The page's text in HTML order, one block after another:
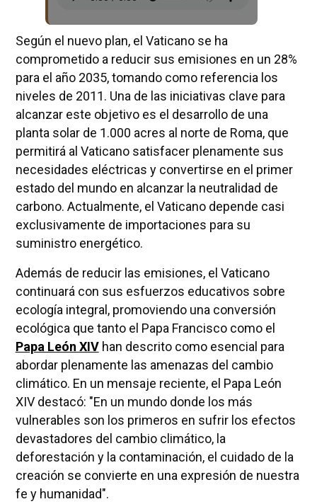
Según el nuevo plan, el Vaticano se ha
comprometido a reducir sus emisiones en un 28%
para el año 2035, tomando como referencia los
niveles de 2011. Una de las iniciativas clave para
alcanzar este objetivo es el desarrollo de una
planta solar de 1.000 acres al norte de Roma, que
permitirá al Vaticano satisfacer plenamente sus
necesidades eléctricas y convertirse en el primer
estado del mundo en alcanzar la neutralidad de
carbono. Actualmente, el Vaticano depende casi
exclusivamente de importaciones para su
suministro energético.
Además de reducir las emisiones, el Vaticano
continuará con sus esfuerzos educativos sobre
ecología integral, promoviendo una conversión
ecológica que tanto el Papa Francisco como el
Papa León XIVhan descrito como esencial para
abordar plenamente las amenazas del cambio
climático. En un mensaje reciente, el Papa León
XIV destacó: "En un mundo donde los más
vulnerables son los primeros en sufrir los efectos
devastadores del cambio climático, la
deforestación y la contaminación, el cuidado de la
creación se convierte en una expresión de nuestra
fe y humanidad".